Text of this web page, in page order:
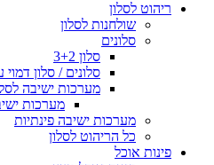
ריהוט לסלון
שולחנות לסלון
סלונים
סלון 3+2
סלונים / סלון דמוי
מערכות ישיבה
מערכות
מערכות ישיבה פינתיות
כל הריהוט לסלון
פינות אוכל